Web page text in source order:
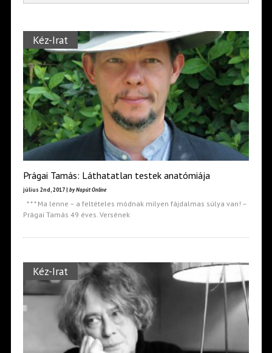
Kéz-Irat
Prágai Tamás: Láthatatlan testek anatómiája
július 2nd, 2017 | by Napút Online
* * * Ma lenne – a feltételes módnak milyen fájdalmas súlya van! –
Prágai Tamás 49 éves. Versének
Kéz-Irat